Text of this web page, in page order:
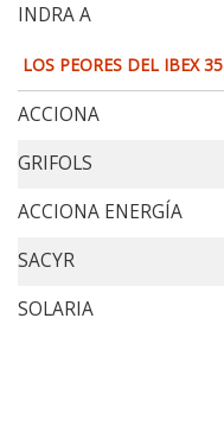
INDRA A
LOS PEORES DEL IBEX 35
ACCIONA
GRIFOLS
ACCIONA ENERGÍA
SACYR
SOLARIA